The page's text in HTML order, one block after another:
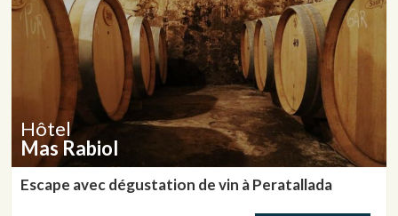
Hôtel
Mas Rabiol
Escape avec dégustation de vin à Peratallada